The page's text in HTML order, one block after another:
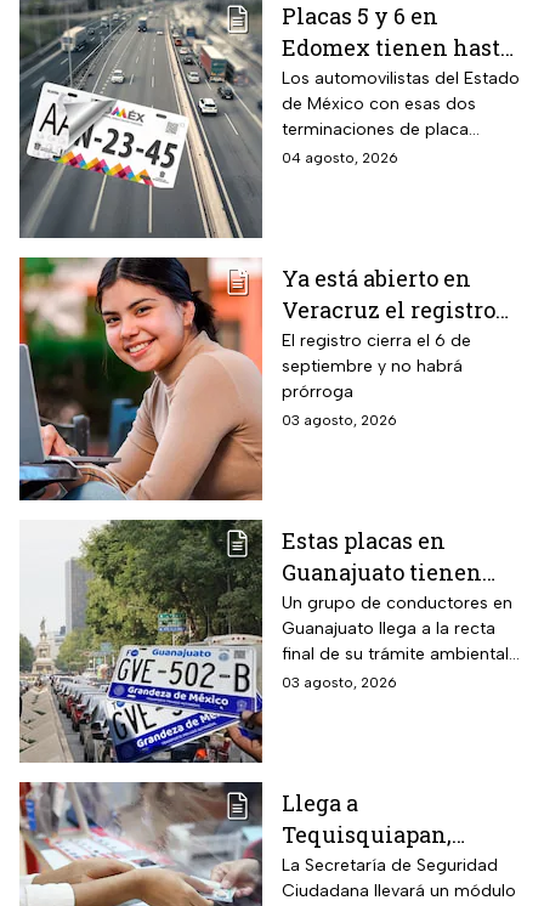
Placas 5 y 6 en
Edomex tienen hasta
el 31 de agosto 2026
para realizar la
verificación
vehicular o recibirán
Los automovilistas del Estado
de México con esas dos
terminaciones de placa
enfrentan el cierre de su
sanción de miles de pesos.
04 agosto, 2026
Ya está abierto en
Veracruz el registro
para becas de hasta
$3,000 pesos para
estudiantes de todos
los niveles: fecha
El registro cierra el 6 de
septiembre y no habrá
prórroga
03 agosto, 2026
Estas placas en
Guanajuato tienen
hasta el 31 de agosto
2026 para realizar la
verificación
vehicular o habrá
Un grupo de conductores en
Guanajuato llega a la recta
final de su trámite ambiental
semestral. El descuido cuesta
03 agosto, 2026
Llega a
Tequisquiapan,
Querétaro, unidad
móvil de licencia de
La Secretaría de Seguridad
Ciudadana llevará un módulo